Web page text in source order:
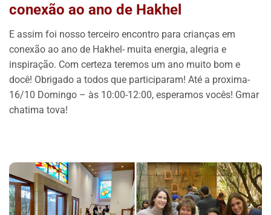
conexão ao ano de Hakhel
E assim foi nosso terceiro encontro para crianças em
conexão ao ano de Hakhel- muita energia, alegria e
inspiração. Com certeza teremos um ano muito bom e
docê! Obrigado a todos que participaram! Até a proxima-
16/10 Domingo – às 10:00-12:00, esperamos vocês! Gmar
chatima tova!